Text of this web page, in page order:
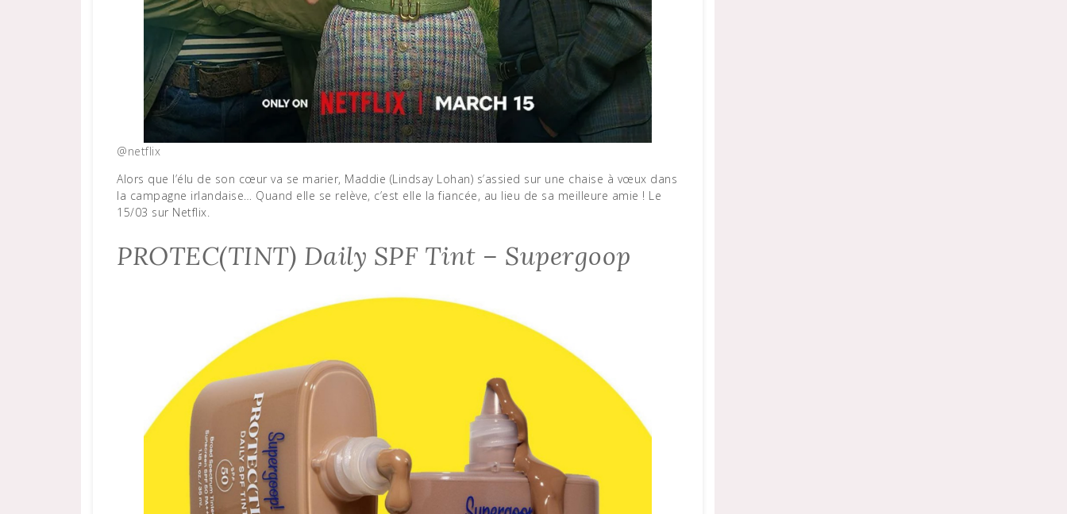
@netflix
Alors que l’élu de son cœur va se marier, Maddie (Lindsay Lohan) s’assied sur une chaise à vœux dans
la campagne irlandaise… Quand elle se relève, c’est elle la fiancée, au lieu de sa meilleure amie ! Le
15/03 sur Netflix.
PROTEC(TINT) Daily SPF Tint – Supergoop